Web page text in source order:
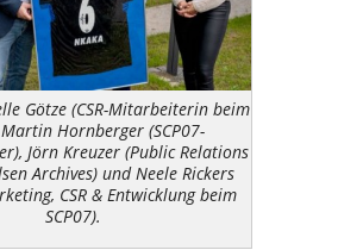
Götze (CSR-Mitarbeiterin beim
Martin Hornberger (SCP07-
Jörn Kreuzer (Public Relations
Archives) und Neele Rickers
CSR & Entwicklung beim
SCP07).